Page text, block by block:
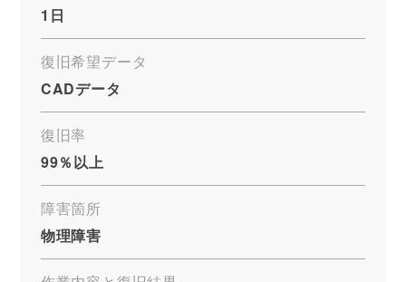
1日
復旧希望データ
CADデータ
復旧率
99％以上
障害箇所
物理障害